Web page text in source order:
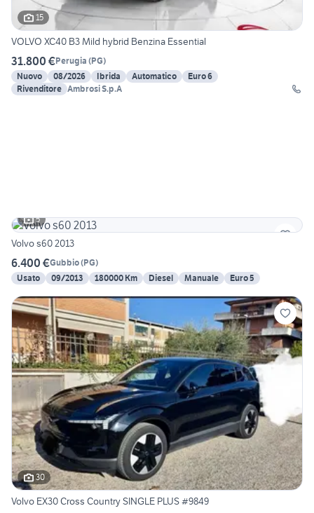
15
VOLVO XC40 B3 Mild hybrid Benzina Essential
31.800 €Perugia (PG)
Nuovo
08/2026 Ibrida Automatico
Euro 6
Rivenditore Ambrosi S.p.A
5
Volvo s60 2013
6.400 €Gubbio(PG)
Usato
09/2013 180000 Km Diesel Manuale Euro 5
30
Volvo EX30 Cross Country SINGLE PLUS #9849